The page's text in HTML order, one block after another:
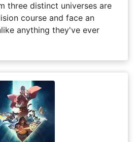
three distinct universes are
course and face an
anything they've ever